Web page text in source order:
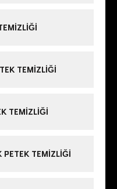
TEMIZLIĞI
TEMIZLIĞI
PETEK TEMIZLIĞI